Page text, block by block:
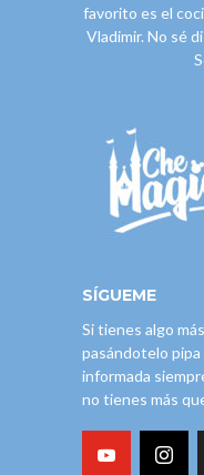
favorito es el
Vladimir. No sé
SÍGUEME
Si tienes algo
pasándotelo
informada
no tienes más